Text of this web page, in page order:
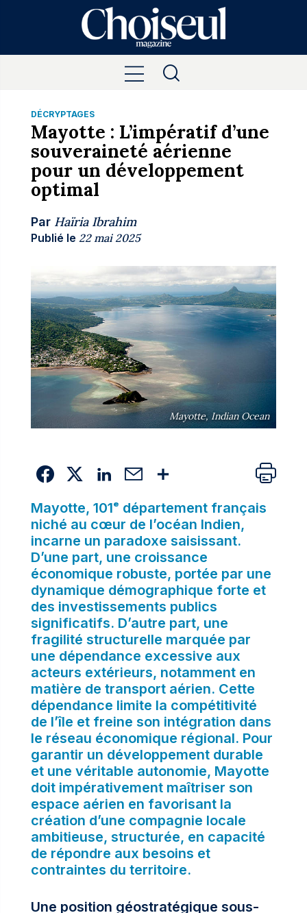
DÉCRYPTAGES
Mayotte : L’impératif d’une
souveraineté aérienne
pour un développement
optimal
Par Haïria Ibrahim
Publié le 22 mai 2025
Mayotte, Indian Ocean
Mayotte, 101ᵉ département français
niché au cœur de l’océan Indien,
incarne un paradoxe saisissant.
D’une part, une croissance
économique robuste, portée par une
dynamique démographique forte et
des investissements publics
significatifs. D’autre part, une
fragilité structurelle marquée par
une dépendance excessive aux
acteurs extérieurs, notamment en
matière de transport aérien. Cette
dépendance limite la compétitivité
de l’île et freine son intégration dans
le réseau économique régional. Pour
garantir un développement durable
et une véritable autonomie, Mayotte
doit impérativement maîtriser son
espace aérien en favorisant la
création d’une compagnie locale
ambitieuse, structurée, en capacité
de répondre aux besoins et
contraintes du territoire.
Une position géostratégique sous-